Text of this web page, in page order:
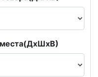
места(ДxШxВ)